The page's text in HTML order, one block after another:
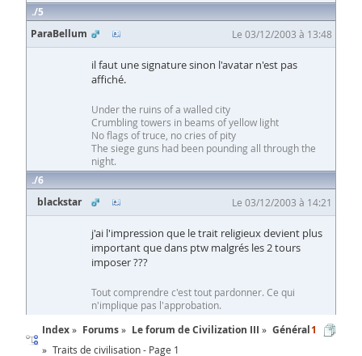
5
ParaBellum
Le 03/12/2003 à 13:48
il faut une signature sinon l'avatar n'est pas
affiché.
Under the ruins of a walled city
Crumbling towers in beams of yellow light
No flags of truce, no cries of pity
The siege guns had been pounding all through the
night.
6
blackstar
Le 03/12/2003 à 14:21
j'ai l'impression que le trait religieux devient plus
important que dans ptw malgrés les 2 tours
imposer ???
Tout comprendre c'est tout pardonner. Ce qui
n'implique pas l'approbation.
Index Forums Le forum de Civilization III Général
Traits de civilisation - Page 1
1